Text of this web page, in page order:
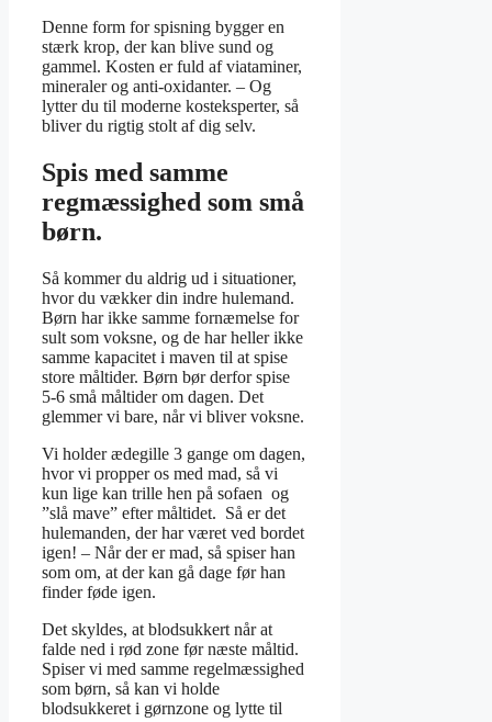
Denne form for spisning bygger en
stærk krop, der kan blive sund og
gammel. Kosten er fuld af viataminer,
mineraler og anti-oxidanter. – Og
lytter du til moderne kosteksperter, så
bliver du rigtig stolt af dig selv.
Spis med samme
regmæssighed som små
børn.
Så kommer du aldrig ud i situationer,
hvor du vækker din indre hulemand.
Børn har ikke samme fornæmelse for
sult som voksne, og de har heller ikke
samme kapacitet i maven til at spise
store måltider. Børn bør derfor spise
5­-6 små måltider om dagen. Det
glemmer vi bare, når vi bliver voksne.
Vi holder ædegille 3 gange om dagen,
hvor vi propper os med mad, så vi
kun lige kan trille hen på sofaen og
”slå mave” efter måltidet. Så er det
hulemanden, der har været ved bordet
igen! – Når der er mad, så spiser han
som om, at der kan gå dage før han
finder føde igen.
Det skyldes, at blodsukkert når at
falde ned i rød zone før næste måltid.
Spiser vi med samme regelmæssighed
som børn, så kan vi holde
blodsukkeret i gørnzone og lytte til